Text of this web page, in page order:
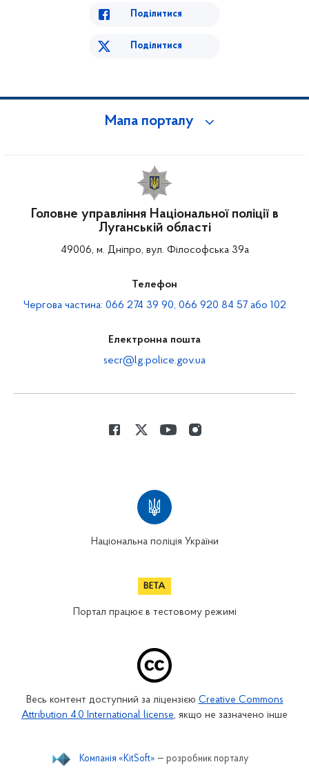
Поділитися
Поділитися
Мапа порталу
Головне управління Національної поліції в
Луганській області
49006, м. Дніпро, вул. Філософська 39а
Телефон
Чергова частина: 066 274 39 90, 066 920 84 57 або 102
Електронна пошта
secr@lg.police.gov.ua
Національна поліція України
Портал працює в тестовому режимі
Весь контент доступний за ліцензією Creative Commons
Attribution 4.0 International license, якщо не зазначено інше
Компанія «KitSoft» — розробник порталу